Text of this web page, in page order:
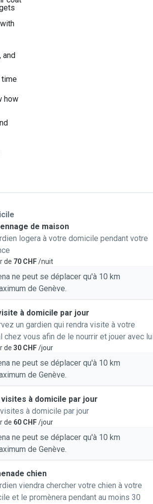
and
time
how
de maison
logera à votre domicile pendant votre
de 70 CHF/nuit
ne peut se déplacer qu'à 10 km
de Genève.
à domicile par jour
un gardien qui rendra visite à votre
chez vous afin de le nourrir et jouer avec
de 30 CHF/jour
ne peut se déplacer qu'à 10 km
de Genève.
visites à domicile par jour
à domicile par jour
de 60 CHF/jour
ne peut se déplacer qu'à 10 km
de Genève.
chien
viendra chercher votre chien à votre
et le promènera pendant au moins 30